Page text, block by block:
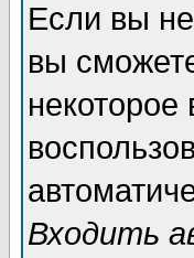
Если вы
вы
Входить